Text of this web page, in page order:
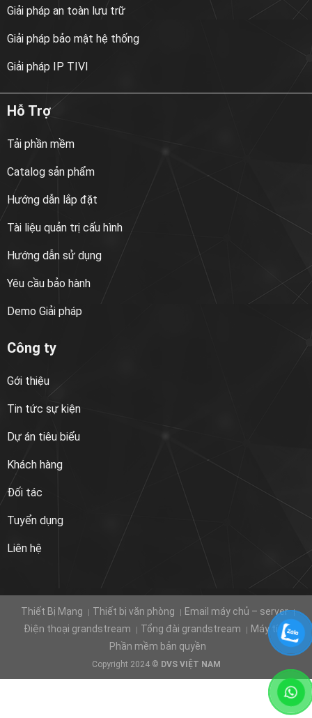
Giải pháp an toàn lưu trữ
Giải pháp bảo mật hệ thống
Giải pháp IP TIVI
Hỗ Trợ
Tải phần mềm
Catalog sản phẩm
Hướng dẫn lắp đặt
Tài liệu quản trị cấu hình
Hướng dẫn sử dụng
Yêu cầu bảo hành
Demo Giải pháp
Công ty
Gới thiệu
Tin tức sự kiện
Dự án tiêu biểu
Khách hàng
Đối tác
Tuyển dụng
Liên hệ
Thiết Bị Mạng Thiết bị văn phòng
Email máy chủ – server
Điện thoại grandstream
Tổng đài grandstream
Máy tính
Phần mềm bản quyền
Copyright 2024 © DVS VIỆT NAM